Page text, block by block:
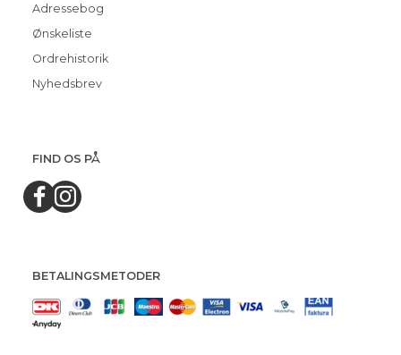
Adressebog
Ønskeliste
Ordrehistorik
Nyhedsbrev
FIND OS PÅ
BETALINGSMETODER